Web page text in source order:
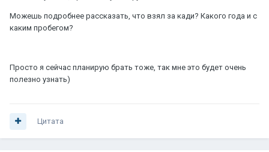
Можешь подробнее рассказать, что взял за кади? Какого года и с
каким пробегом?
Просто я сейчас планирую брать тоже, так мне это будет очень
полезно узнать)
Цитата